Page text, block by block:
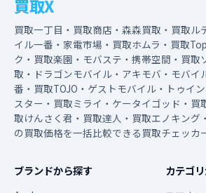
買取X
買取一丁目・買取商店・森森買取・買取ル
イル一番・家電市場・買取ホムラ・買取
ク・買取楽園・モバステ・携帯空間・買取
取・ドラゴンモバイル・アキモバ・モバイ
番・買取TOJO・ゲストモバイル・トゥイ
スター・買取ミライ・ケータイゴッド・買
取けんさく君・買取達人・買取エノキング
の買取価格を一括比較できる買取チェッカ
ブランドから探す カテゴ